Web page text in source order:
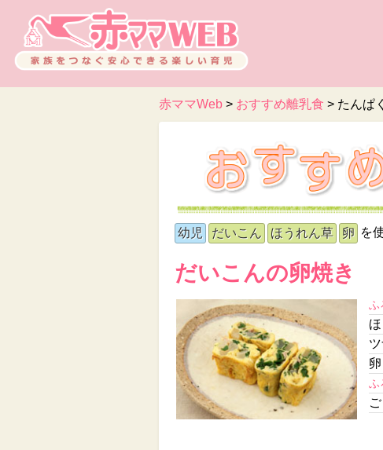
赤ママWeb > おすすめ離乳食 > たんぱ
幼児 だいこん ほうれん草 卵 を
だいこんの卵焼き
ふ
卵
ふ